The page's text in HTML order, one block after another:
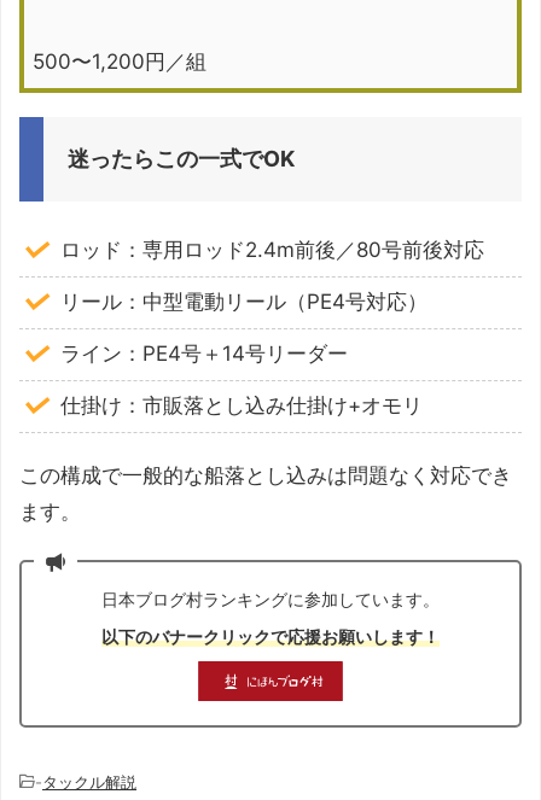
500〜1,200円／組
迷ったらこの一式でOK
ロッド：専用ロッド2.4m前後／80号前後対応
リール：中型電動リール（PE4号対応）
ライン：PE4号＋14号リーダー
仕掛け：市販落とし込み仕掛け+オモリ
この構成で一般的な船落とし込みは問題なく対応でき
ます。
日本ブログ村ランキングに参加しています。
以下のバナークリックで応援お願いします！
-タックル解説